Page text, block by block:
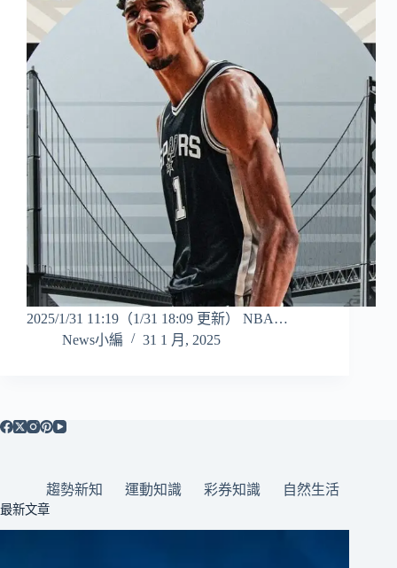
2025/1/31 11:19（1/31 18:09 更新） NBA…
News小編
31 1 月, 2025
趨勢新知 運動知識 彩券知識 自然生活
最新文章